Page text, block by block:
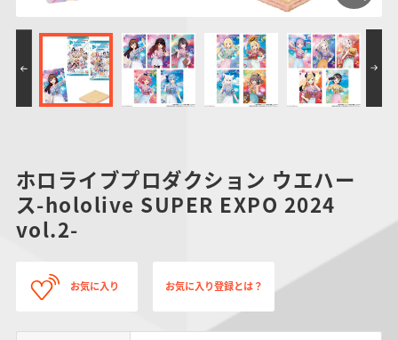
PROJECT R.E.D.・
スーパー戦隊シリー
ズ
ポケットモンスター
サンリオキャラクタ
ーズ
つりグミ SMPシリーズ キャラデコ
ホロライブプロダクション ウエハー
ス-hololive SUPER EXPO 2024
vol.2-
お気に入り お気に入り登録とは？